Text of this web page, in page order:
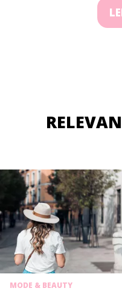
MODE & BEAUTY